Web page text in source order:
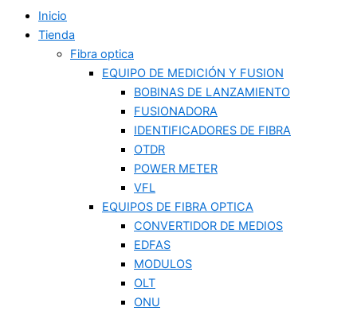
Inicio
Tienda
Fibra optica
EQUIPO DE MEDICIÓN Y FUSION
BOBINAS DE LANZAMIENTO
FUSIONADORA
IDENTIFICADORES DE FIBRA
OTDR
POWER METER
VFL
EQUIPOS DE FIBRA OPTICA
CONVERTIDOR DE MEDIOS
EDFAS
MODULOS
OLT
ONU